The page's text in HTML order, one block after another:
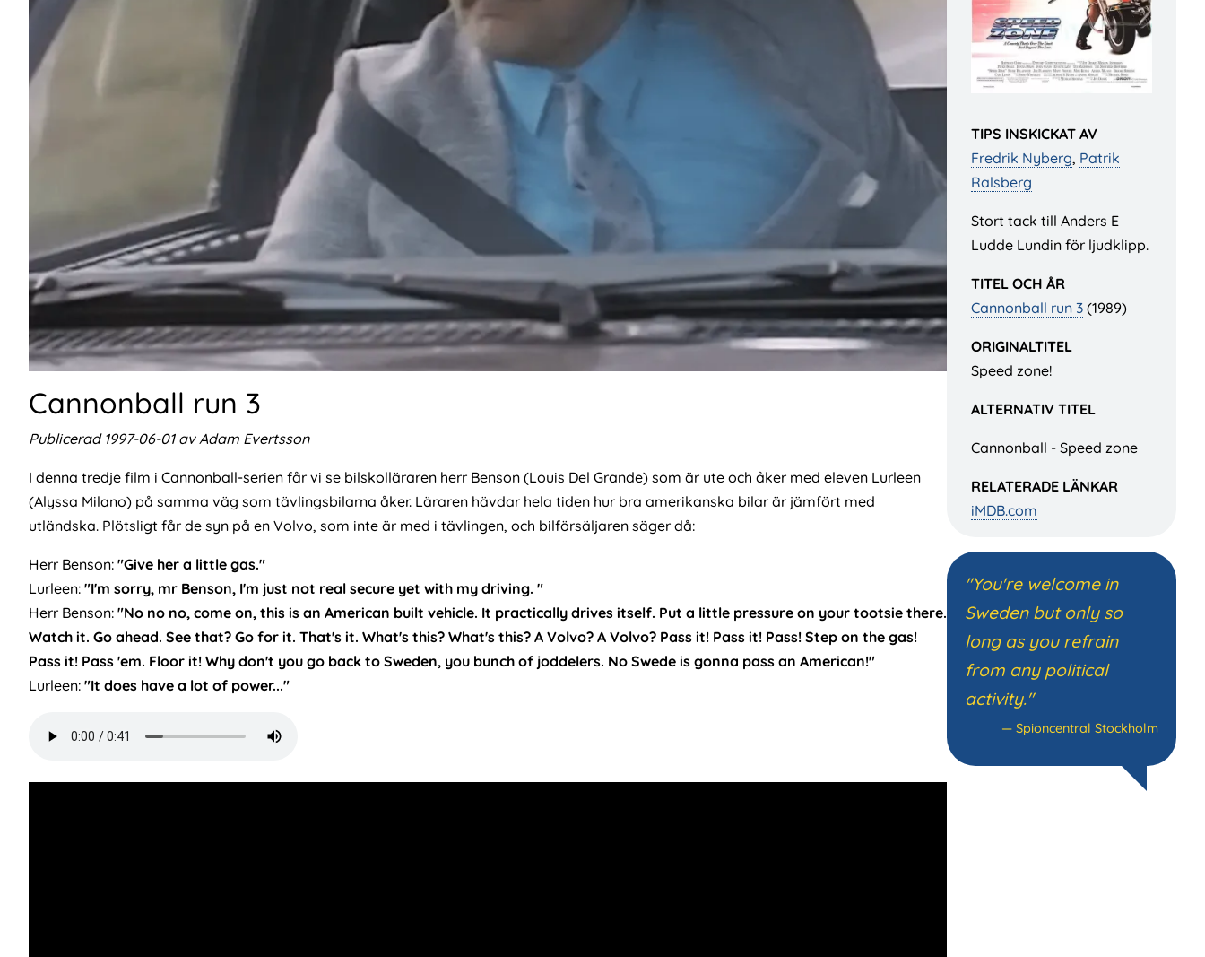
Cannonball run 3
Publicerad 1997-06-01 av Adam Evertsson
I denna tredje film i Cannonball-serien får vi se bilskolläraren herr Benson (Louis Del Grande) som är ute och åker med eleven Lurleen
(Alyssa Milano) på samma väg som tävlingsbilarna åker. Läraren hävdar hela tiden hur bra amerikanska bilar är jämfört med
utländska. Plötsligt får de syn på en Volvo, som inte är med i tävlingen, och bilförsäljaren säger då:
Herr Benson: "Give her a little gas."
Lurleen: "I'm sorry, mr Benson, I'm just not real secure yet with my driving. "
Herr Benson: "No no no, come on, this is an American built vehicle. It practically drives itself. Put a little pressure on your tootsie there.
Watch it. Go ahead. See that? Go for it. That's it. What's this? What's this? A Volvo? A Volvo? Pass it! Pass it! Pass! Step on the gas!
Pass it! Pass 'em. Floor it! Why don't you go back to Sweden, you bunch of joddelers. No Swede is gonna pass an American!"
Lurleen: "It does have a lot of power..."
TIPS INSKICKAT AV
Fredrik Nyberg, Patrik
Ralsberg
Stort tack till Anders E
Ludde Lundin för ljudklipp.
TITEL OCH ÅR
Cannonball run 3 (1989)
ORIGINALTITEL
Speed zone!
ALTERNATIV TITEL
Cannonball - Speed zone
RELATERADE LÄNKAR
iMDB.com
"You're welcome in
Sweden but only so
long as you refrain
from any political
activity."
— Spioncentral Stockholm